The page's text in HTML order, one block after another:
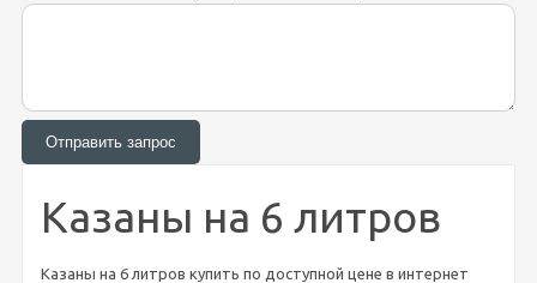
Казаны на 6 литров
Казаны на 6 литров купить по доступной цене в интернет